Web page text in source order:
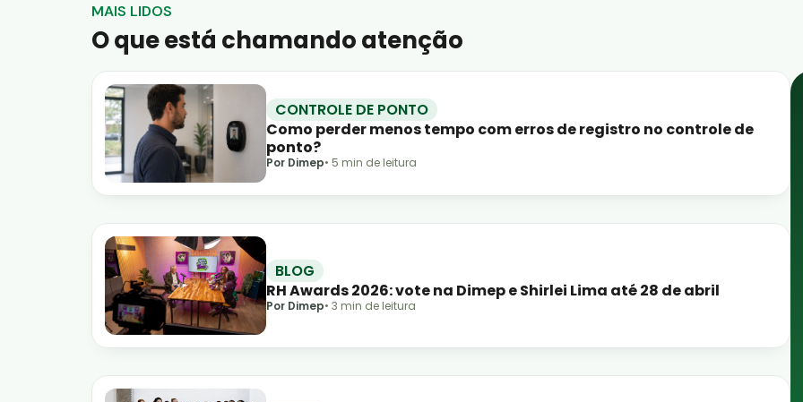
MAIS LIDOS
O que está chamando atenção
CONTROLE DE PONTO
Como perder menos tempo com erros de registro no controle de
ponto?
Por Dimep• 5 min de leitura
BLOG
RH Awards 2026: vote na Dimep e Shirlei Lima até 28 de abril
Por Dimep• 3 min de leitura